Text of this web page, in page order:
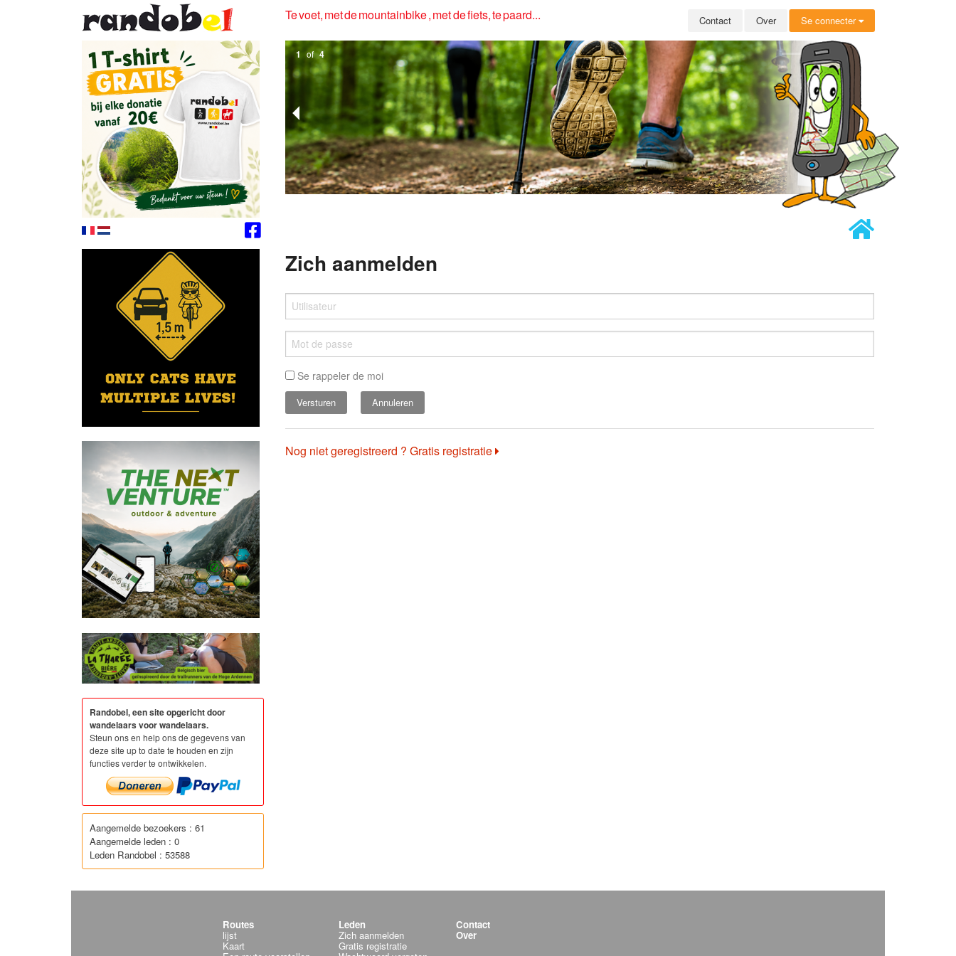
Te voet, met de mountainbike , met de fiets, te paard... Contact Over Se connecter
1 of 4
Zich aanmelden
Se rappeler de moi
Annuleren
Nog niet geregistreerd ? Gratis registratie
Randobel, een site opgericht door
wandelaars voor wandelaars.
Steun ons en help ons de gegevens van
deze site up to date te houden en zijn
functies verder te ontwikkelen.
Aangemelde bezoekers : 61
Aangemelde leden : 0
Leden Randobel : 53588
Routes
lijst
Kaart
Leden
Zich aanmelden
Gratis registratie
Contact
Over